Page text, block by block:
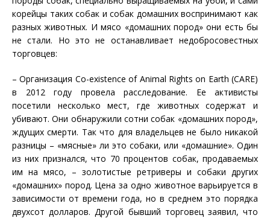
корейцы таких собак и собак домашних воспринимают как
разных животных. И мясо «домашних пород» они есть бы
не стали. Но это не останавливает недобросовестных
торговцев:
– Организация Co-existence of Animal Rights on Earth (CARE)
в 2012 году провела расследование. Ее активисты
посетили несколько мест, где животных содержат и
убивают. Они обнаружили сотни собак «домашних пород»,
ждущих смерти. Так что для владельцев не было никакой
разницы – «мясные» ли это собаки, или «домашние». Один
из них признался, что 70 процентов собак, продаваемых
им на мясо, – золотистые ретриверы и собаки других
«домашних» пород. Цена за одно животное варьируется в
зависимости от времени года, но в среднем это порядка
двухсот долларов. Другой бывший торговец заявил, что